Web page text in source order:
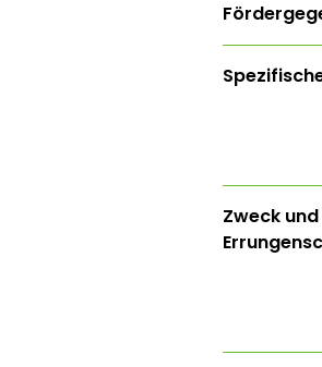
Zweck und